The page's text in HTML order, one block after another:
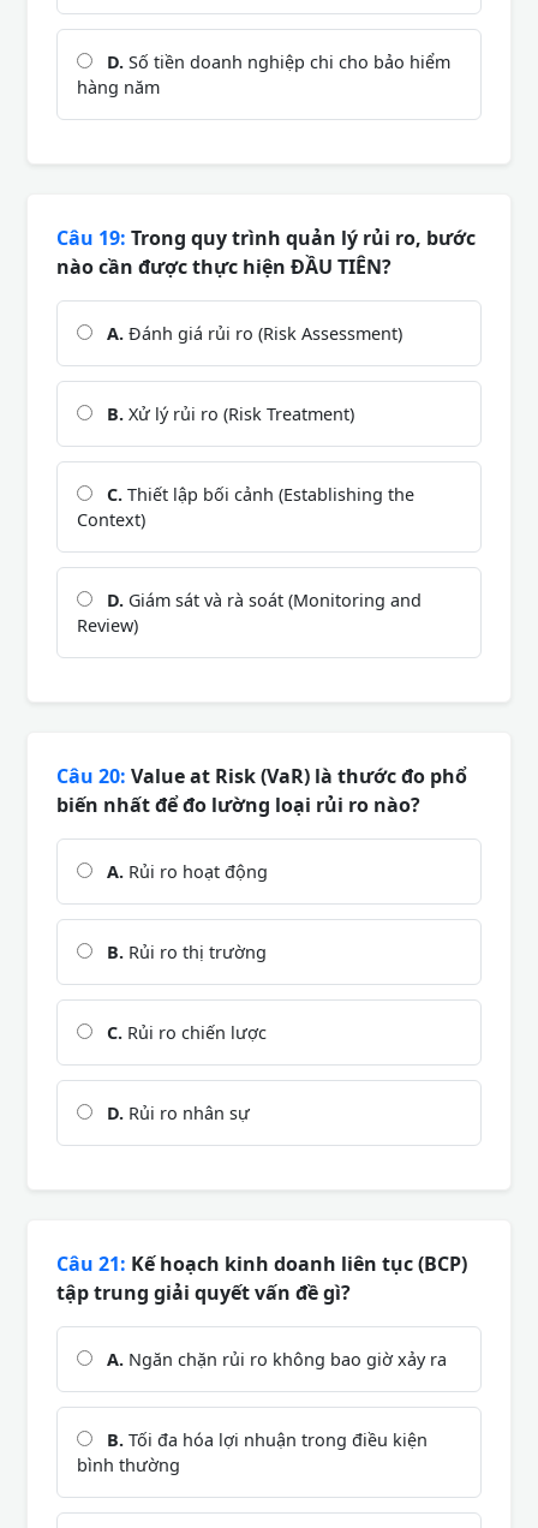
D. Số tiền doanh nghiệp chi cho bảo hiểm
hàng năm
Câu 19: Trong quy trình quản lý rủi ro, bước
nào cần được thực hiện ĐẦU TIÊN?
A. Đánh giá rủi ro (Risk Assessment)
B. Xử lý rủi ro (Risk Treatment)
C. Thiết lập bối cảnh (Establishing the
Context)
D. Giám sát và rà soát (Monitoring and
Review)
Câu 20: Value at Risk (VaR) là thước đo phổ
biến nhất để đo lường loại rủi ro nào?
A. Rủi ro hoạt động
B. Rủi ro thị trường
C. Rủi ro chiến lược
D. Rủi ro nhân sự
Câu 21: Kế hoạch kinh doanh liên tục (BCP)
tập trung giải quyết vấn đề gì?
A. Ngăn chặn rủi ro không bao giờ xảy ra
B. Tối đa hóa lợi nhuận trong điều kiện
bình thường